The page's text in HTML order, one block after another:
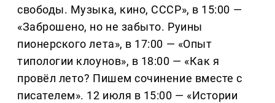
свободы. Музыка, кино, СССР», в 15:00 —
«Заброшено, но не забыто. Руины
пионерского лета», в 17:00 — «Опыт
типологии клоунов», в 18:00 — «Как я
провёл лето? Пишем сочинение вместе с
писателем». 12 июля в 15:00 — «Истории